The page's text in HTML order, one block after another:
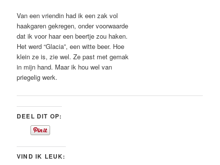
Van een vriendin had ik een zak vol
haakgaren gekregen, onder voorwaarde
dat ik voor haar een beertje zou haken.
Het werd “Glacia”, een witte beer. Hoe
klein ze is, zie wel. Ze past met gemak
in mijn hand. Maar ik hou wel van
priegelig werk.
DEEL DIT OP:
VIND IK LEUK: